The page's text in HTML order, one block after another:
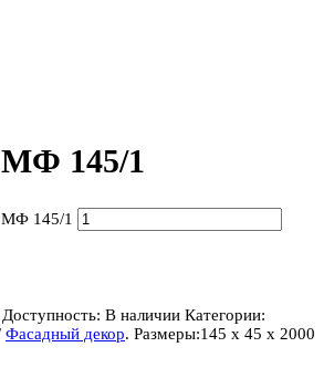
145/1
МФ 145/1
Доступность: В наличии Категории:
Фасадный декор. Размеры:145 x 45 x 2000